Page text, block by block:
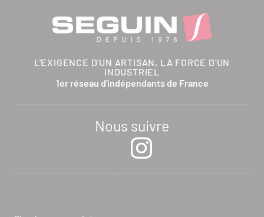
L'EXIGENCE D'UN ARTISAN, LA FORCE D'UN
INDUSTRIEL
1er réseau d'indépendants de France
Nous suivre